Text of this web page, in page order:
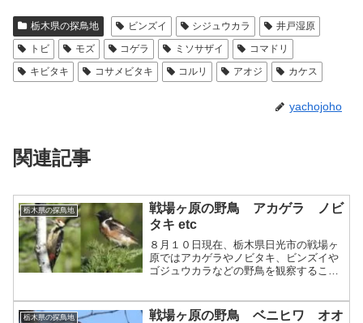
栃木県の探鳥地 ビンズイ シジュウカラ
井戸湿原
トビ
モズ コゲラ ミソサザイ
コマドリ
キビタキ
コサメビタキ コルリ アオジ カケス
yachojoho
関連記事
栃木県の探鳥地
戦場ヶ原の野鳥 アカゲラ ノビ
タキ etc
８月１０日現在、栃木県日光市の戦場ヶ
原ではアカゲラやノビタキ、ビンズイや
ゴジュウカラなどの野鳥を観察すること
栃木県の探鳥地
戦場ヶ原の野鳥 ベニヒワ オオ